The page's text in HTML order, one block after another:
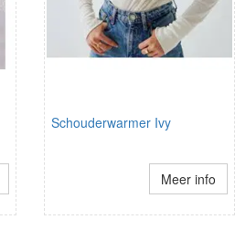
Schouderwarmer Ivy
Meer info